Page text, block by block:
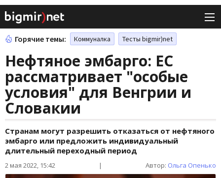
Горячие темы: Коммуналка Тесты bigmir)net
Нефтяное эмбарго: ЕС
рассматривает "особые
условия" для Венгрии и
Словакии
Странам могут разрешить отказаться от нефтяного
эмбарго или предложить индивидуальный
длительный переходный период
2 мая 2022, 15:42 | Автор: Ольга Опенько